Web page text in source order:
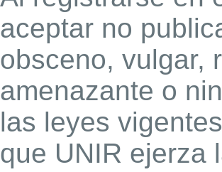
aceptar no
obsceno, vulgar,
amenazante o
las leyes
que UNIR ejerza